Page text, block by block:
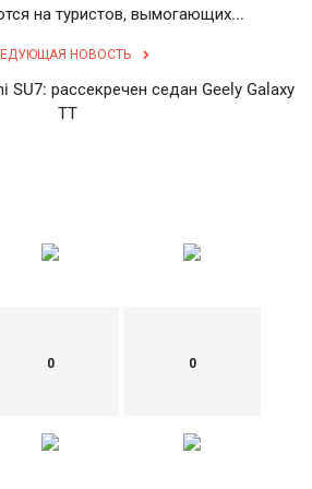
на туристов, вымогающих...
НОВОСТЬ
SU7: рассекречен седан Geely Galaxy
TT
0 0